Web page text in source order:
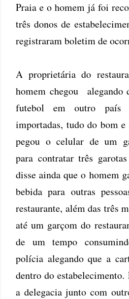
Praia e o homem já foi
três donos de
registraram boletim de
A proprietária do
homem chegou alegando
futebol em outro país
importadas, tudo do bom
pegou o celular de um
para contratar três
disse ainda que o homem
bebida para outras
restaurante, além das três
até um garçom do
de um tempo
polícia alegando que a
dentro do
a delegacia junto com